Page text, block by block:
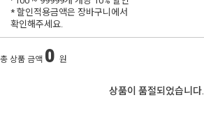
* 할인적용금액은 장바구니에서
확인해주세요.
총 상품 금액 0 원
상품이 품절되었습니다.